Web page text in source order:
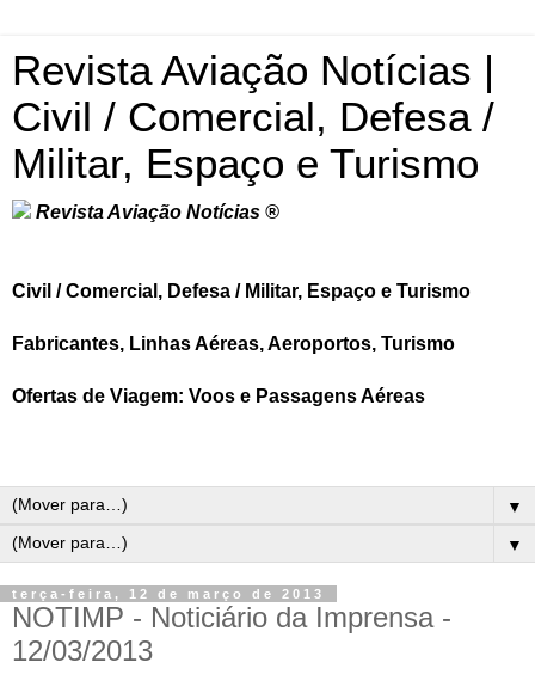
Revista Aviação Notícias |
Civil / Comercial, Defesa /
Militar, Espaço e Turismo
Revista Aviação Notícias ®
Civil / Comercial, Defesa / Militar, Espaço e Turismo
Fabricantes, Linhas Aéreas, Aeroportos, Turismo
Ofertas de Viagem: Voos e Passagens Aéreas
▼
▼
terça-feira, 12 de março de 2013
NOTIMP - Noticiário da Imprensa -
12/03/2013